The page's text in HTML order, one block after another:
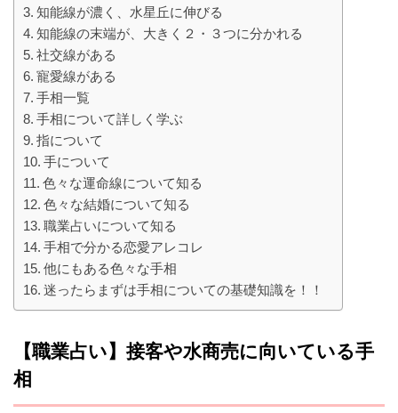
知能線が濃く、水星丘に伸びる
知能線の末端が、大きく２・３つに分かれる
社交線がある
寵愛線がある
手相一覧
手相について詳しく学ぶ
指について
手について
色々な運命線について知る
色々な結婚について知る
職業占いについて知る
手相で分かる恋愛アレコレ
他にもある色々な手相
迷ったらまずは手相についての基礎知識を！！
【職業占い】接客や水商売に向いている手
相